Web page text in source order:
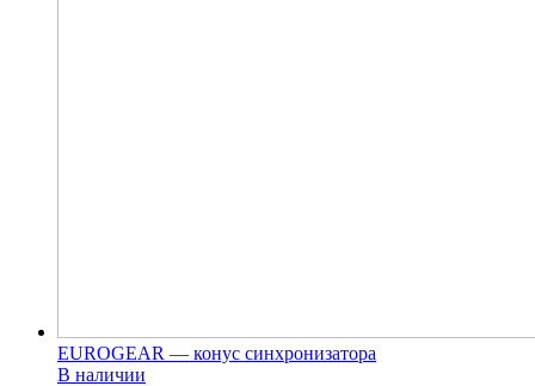
EUROGEAR — конус синхронизатора
В наличии